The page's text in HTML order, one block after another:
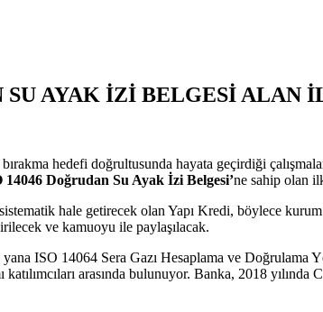
AYAK İZİ BELGESİ ALAN
hedefi doğrultusunda hayata geçirdiği
Doğrudan Su Ayak İzi Belgesi’ne sahip olan
hale getirecek olan Yapı Kredi, böylece
ve kamuoyu ile paylaşılacak.
ISO 14064 Sera Gazı Hesaplama ve Doğrulama
arasında bulunuyor. Banka, 2018